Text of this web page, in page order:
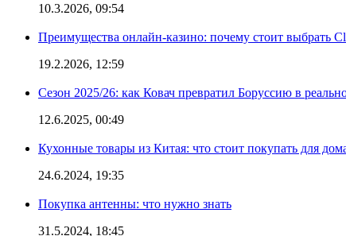
10.3.2026, 09:54
Преимущества онлайн-казино: почему стоит выбрать
19.2.2026, 12:59
Сезон 2025/26: как Ковач превратил Боруссию в
12.6.2025, 00:49
Кухонные товары из Китая: что стоит покупать для
24.6.2024, 19:35
Покупка антенны: что нужно знать
31.5.2024, 18:45